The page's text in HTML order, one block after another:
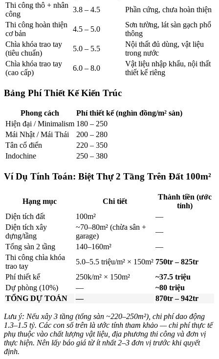
Thi công thô + nhân
công
3.8 – 4.5
Phần cứng, chưa hoàn thiện
Thi công hoàn thiện
cơ bản
4.5 – 5.0
Sơn tường, lát sàn gạch phổ
thông
Chìa khóa trao tay
(tiêu chuẩn)
5.0 – 5.5
Nội thất đủ dùng, vật liệu
trong nước
Chìa khóa trao tay
(cao cấp)
6.0 – 8.0
Vật liệu nhập khẩu, nội thất
thiết kế riêng
Bảng Phí Thiết Kế Kiến Trúc
Phong cách
Phí thiết kế (nghìn đồng/m² sàn)
Hiện đại / Minimalism 180 – 250
Mái Nhật / Mái Thái
200 – 280
Tân cổ điển
220 – 350
Indochine
250 – 380
Ví Dụ Tính Toán: Biệt Thự 2 Tầng Trên Đất 100m²
Hạng mục Chi tiết
Thành tiền (ước
tính)
Diện tích đất
100m²
—
Diện tích xây
dựng/tầng
~70–80m² (chừa sân +
garage)
—
Tổng sàn 2 tầng
140–160m²
—
Thi công chìa khóa
trao tay
5.0–5.5 triệu/m² × 150m² 750tr – 825tr
Phí thiết kế
250k/m² × 150m²
~37.5 triệu
Dự phòng (10%)
—
~80 triệu
TỔNG DỰ TOÁN
— 870tr – 942tr
Lưu ý: Nếu xây 3 tầng (tổng sàn ~220–250m²), chi phí dao động
1.3–1.5 tỷ. Các con số trên là ước tính tham khảo — chi phí thực tế
phụ thuộc vào chất lượng vật liệu, địa phương thi công và đơn vị
thực hiện. Nên lấy báo giá từ ít nhất 2–3 đơn vị trước khi quyết
định.